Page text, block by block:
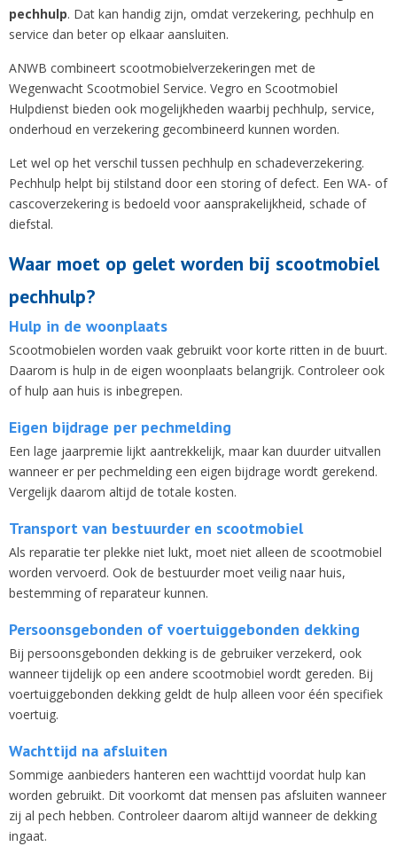
pechhulp. Dat kan handig zijn, omdat verzekering, pechhulp en
service dan beter op elkaar aansluiten.
ANWB combineert scootmobielverzekeringen met de
Wegenwacht Scootmobiel Service. Vegro en Scootmobiel
Hulpdienst bieden ook mogelijkheden waarbij pechhulp, service,
onderhoud en verzekering gecombineerd kunnen worden.
Let wel op het verschil tussen pechhulp en schadeverzekering.
Pechhulp helpt bij stilstand door een storing of defect. Een WA- of
cascoverzekering is bedoeld voor aansprakelijkheid, schade of
diefstal.
Waar moet op gelet worden bij scootmobiel
pechhulp?
Hulp in de woonplaats
Scootmobielen worden vaak gebruikt voor korte ritten in de buurt.
Daarom is hulp in de eigen woonplaats belangrijk. Controleer ook
of hulp aan huis is inbegrepen.
Eigen bijdrage per pechmelding
Een lage jaarpremie lijkt aantrekkelijk, maar kan duurder uitvallen
wanneer er per pechmelding een eigen bijdrage wordt gerekend.
Vergelijk daarom altijd de totale kosten.
Transport van bestuurder en scootmobiel
Als reparatie ter plekke niet lukt, moet niet alleen de scootmobiel
worden vervoerd. Ook de bestuurder moet veilig naar huis,
bestemming of reparateur kunnen.
Persoonsgebonden of voertuiggebonden dekking
Bij persoonsgebonden dekking is de gebruiker verzekerd, ook
wanneer tijdelijk op een andere scootmobiel wordt gereden. Bij
voertuiggebonden dekking geldt de hulp alleen voor één specifiek
voertuig.
Wachttijd na afsluiten
Sommige aanbieders hanteren een wachttijd voordat hulp kan
worden gebruikt. Dit voorkomt dat mensen pas afsluiten wanneer
zij al pech hebben. Controleer daarom altijd wanneer de dekking
ingaat.